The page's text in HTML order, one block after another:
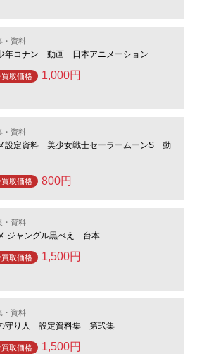
・資料
年コナン 動画 日本アニメーション
取価格 1,000円
・資料
設定資料 美少女戦士セーラームーンS 動
取価格 800円
・資料
ジャングル黒べえ 台本
取価格 1,500円
・資料
守り人 設定資料集 第弐集
取価格 1,500円